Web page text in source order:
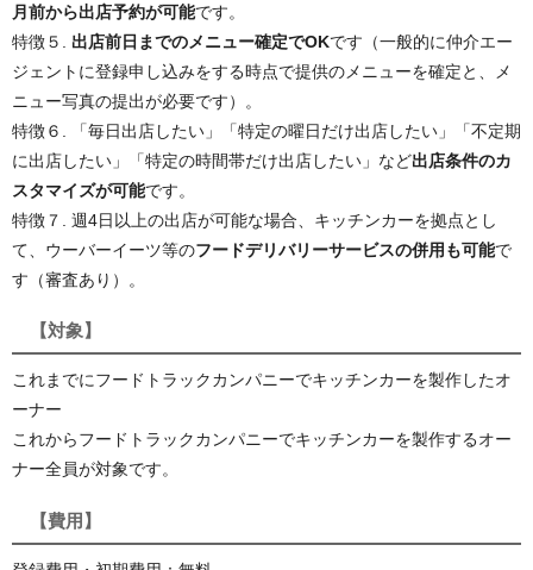
月前から出店予約が可能です。
特徴５. 出店前日までのメニュー確定でOKです（一般的に仲介エー
ジェントに登録申し込みをする時点で提供のメニューを確定と、メ
ニュー写真の提出が必要です）。
特徴６. 「毎日出店したい」「特定の曜日だけ出店したい」「不定期
に出店したい」「特定の時間帯だけ出店したい」など出店条件のカ
スタマイズが可能です。
特徴７. 週4日以上の出店が可能な場合、キッチンカーを拠点とし
て、ウーバーイーツ等のフードデリバリーサービスの併用も可能で
す（審査あり）。
【対象】
これまでにフードトラックカンパニーでキッチンカーを製作したオ
ーナー
これからフードトラックカンパニーでキッチンカーを製作するオー
ナー全員が対象です。
【費用】